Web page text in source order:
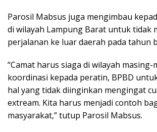
Parosil Mabsus juga mengimbau
di wilayah Lampung Barat untuk tidak
perjalanan ke luar daerah pada tahun
“Camat harus siaga di wilayah
koordinasi kepada peratin, BPBD
hal yang tidak diinginkan mengingat
extream. Kita harus menjadi contoh
masyarakat,” tutup Parosil Mabsus.